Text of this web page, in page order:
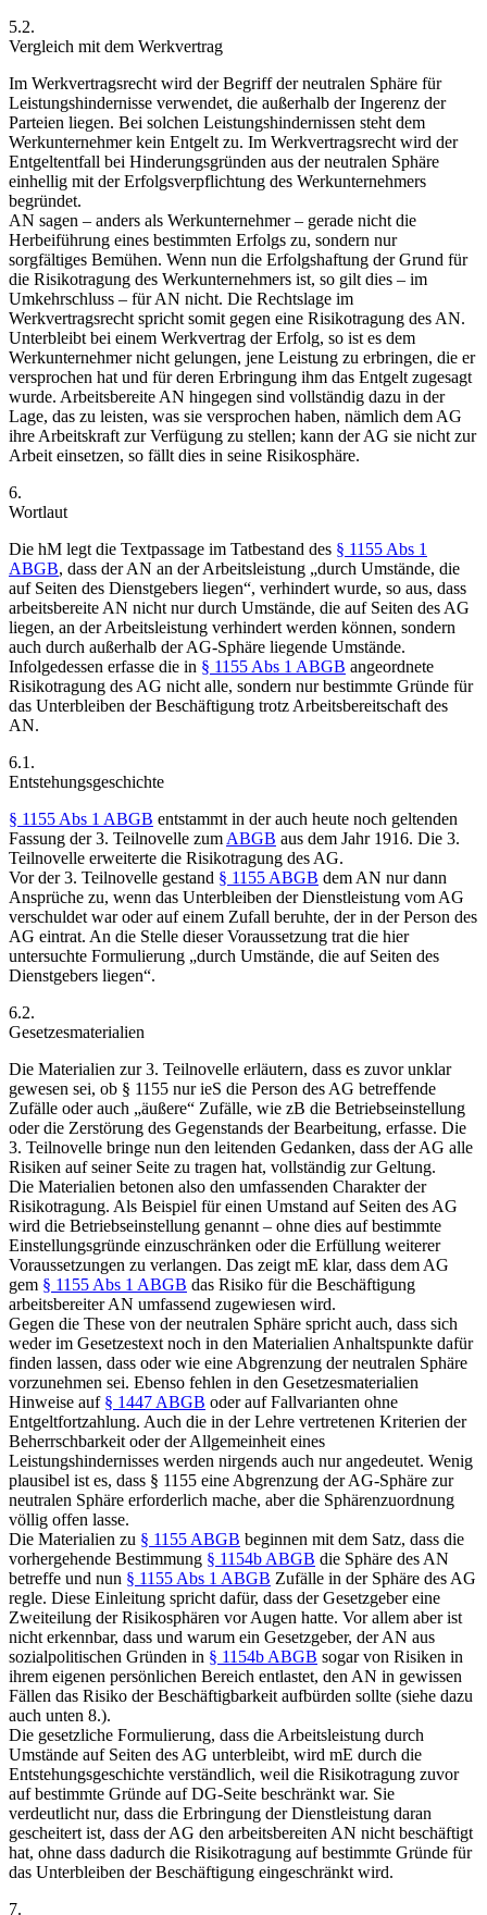
5.2.
Vergleich mit dem Werkvertrag
Im Werkvertragsrecht wird der Begriff der neutralen Sphäre für
Leistungshindernisse verwendet, die außerhalb der Ingerenz der
Parteien liegen. Bei solchen Leistungshindernissen steht dem
Werkunternehmer kein Entgelt zu. Im Werkvertragsrecht wird der
Entgeltentfall bei Hinderungsgründen aus der neutralen Sphäre
einhellig mit der Erfolgsverpflichtung des Werkunternehmers
begründet.
AN sagen – anders als Werkunternehmer – gerade nicht die
Herbeiführung eines bestimmten Erfolgs zu, sondern nur
sorgfältiges Bemühen. Wenn nun die Erfolgshaftung der Grund für
die Risikotragung des Werkunternehmers ist, so gilt dies – im
Umkehrschluss – für AN nicht. Die Rechtslage im
Werkvertragsrecht spricht somit gegen eine Risikotragung des AN.
Unterbleibt bei einem Werkvertrag der Erfolg, so ist es dem
Werkunternehmer nicht gelungen, jene Leistung zu erbringen, die er
versprochen hat und für deren Erbringung ihm das Entgelt zugesagt
wurde. Arbeitsbereite AN hingegen sind vollständig dazu in der
Lage, das zu leisten, was sie versprochen haben, nämlich dem AG
ihre Arbeitskraft zur Verfügung zu stellen; kann der AG sie nicht zur
Arbeit einsetzen, so fällt dies in seine Risikosphäre.
6.
Wortlaut
Die hM legt die Textpassage im Tatbestand des § 1155 Abs 1
ABGB, dass der AN an der Arbeitsleistung „durch Umstände, die
auf Seiten des Dienstgebers liegen“, verhindert wurde, so aus, dass
arbeitsbereite AN nicht nur durch Umstände, die auf Seiten des AG
liegen, an der Arbeitsleistung verhindert werden können, sondern
auch durch außerhalb der AG-Sphäre liegende Umstände.
Infolgedessen erfasse die in § 1155 Abs 1 ABGB angeordnete
Risikotragung des AG nicht alle, sondern nur bestimmte Gründe für
das Unterbleiben der Beschäftigung trotz Arbeitsbereitschaft des
AN.
6.1.
Entstehungsgeschichte
§ 1155 Abs 1 ABGB entstammt in der auch heute noch geltenden
Fassung der 3. Teilnovelle zum ABGB aus dem Jahr 1916. Die 3.
Teilnovelle erweiterte die Risikotragung des AG.
Vor der 3. Teilnovelle gestand § 1155 ABGB dem AN nur dann
Ansprüche zu, wenn das Unterbleiben der Dienstleistung vom AG
verschuldet war oder auf einem Zufall beruhte, der in der Person des
AG eintrat. An die Stelle dieser Voraussetzung trat die hier
untersuchte Formulierung „durch Umstände, die auf Seiten des
Dienstgebers liegen“.
6.2.
Gesetzesmaterialien
Die Materialien zur 3. Teilnovelle erläutern, dass es zuvor unklar
gewesen sei, ob § 1155 nur ieS die Person des AG betreffende
Zufälle oder auch „äußere“ Zufälle, wie zB die Betriebseinstellung
oder die Zerstörung des Gegenstands der Bearbeitung, erfasse. Die
3. Teilnovelle bringe nun den leitenden Gedanken, dass der AG alle
Risiken auf seiner Seite zu tragen hat, vollständig zur Geltung.
Die Materialien betonen also den umfassenden Charakter der
Risikotragung. Als Beispiel für einen Umstand auf Seiten des AG
wird die Betriebseinstellung genannt – ohne dies auf bestimmte
Einstellungsgründe einzuschränken oder die Erfüllung weiterer
Voraussetzungen zu verlangen. Das zeigt mE klar, dass dem AG
gem § 1155 Abs 1 ABGB das Risiko für die Beschäftigung
arbeitsbereiter AN umfassend zugewiesen wird.
Gegen die These von der neutralen Sphäre spricht auch, dass sich
weder im Gesetzestext noch in den Materialien Anhaltspunkte dafür
finden lassen, dass oder wie eine Abgrenzung der neutralen Sphäre
vorzunehmen sei. Ebenso fehlen in den Gesetzesmaterialien
Hinweise auf § 1447 ABGB oder auf Fallvarianten ohne
Entgeltfortzahlung. Auch die in der Lehre vertretenen Kriterien der
Beherrschbarkeit oder der Allgemeinheit eines
Leistungshindernisses werden nirgends auch nur angedeutet. Wenig
plausibel ist es, dass § 1155 eine Abgrenzung der AG-Sphäre zur
neutralen Sphäre erforderlich mache, aber die Sphärenzuordnung
völlig offen lasse.
Die Materialien zu § 1155 ABGB beginnen mit dem Satz, dass die
vorhergehende Bestimmung § 1154b ABGB die Sphäre des AN
betreffe und nun § 1155 Abs 1 ABGB Zufälle in der Sphäre des AG
regle. Diese Einleitung spricht dafür, dass der Gesetzgeber eine
Zweiteilung der Risikosphären vor Augen hatte. Vor allem aber ist
nicht erkennbar, dass und warum ein Gesetzgeber, der AN aus
sozialpolitischen Gründen in § 1154b ABGB sogar von Risiken in
ihrem eigenen persönlichen Bereich entlastet, den AN in gewissen
Fällen das Risiko der Beschäftigbarkeit aufbürden sollte (siehe dazu
auch unten 8.).
Die gesetzliche Formulierung, dass die Arbeitsleistung durch
Umstände auf Seiten des AG unterbleibt, wird mE durch die
Entstehungsgeschichte verständlich, weil die Risikotragung zuvor
auf bestimmte Gründe auf DG-Seite beschränkt war. Sie
verdeutlicht nur, dass die Erbringung der Dienstleistung daran
gescheitert ist, dass der AG den arbeitsbereiten AN nicht beschäftigt
hat, ohne dass dadurch die Risikotragung auf bestimmte Gründe für
das Unterbleiben der Beschäftigung eingeschränkt wird.
7.